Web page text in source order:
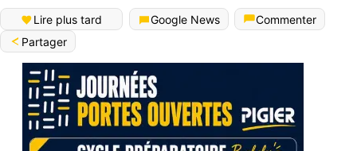
Lire plus tard Google News
Commenter
Partager